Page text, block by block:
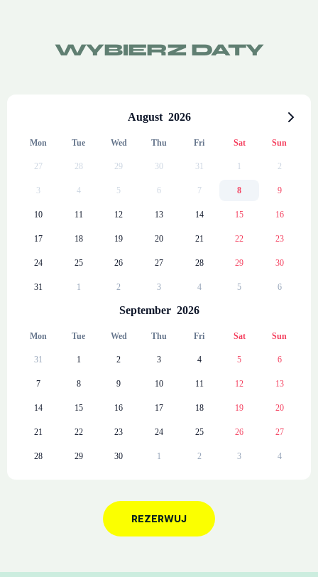
WYBIERZ DATY
August 2026
Mon Tue Wed Thu Fri Sat Sun
27 28 29 30 31 1 2
3 4 5 6 7 8 9
10 11 12 13 14 15 16
17 18 19 20 21 22 23
24 25 26 27 28 29 30
31 1 2 3 4 5 6
September 2026
Mon Tue Wed Thu Fri Sat Sun
31 1 2 3 4 5 6
7 8 9 10 11 12 13
14 15 16 17 18 19 20
21 22 23 24 25 26 27
28 29 30 1 2 3 4
REZERWUJ